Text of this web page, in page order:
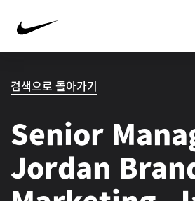
검색으로 돌아가기
Senior
Jordan